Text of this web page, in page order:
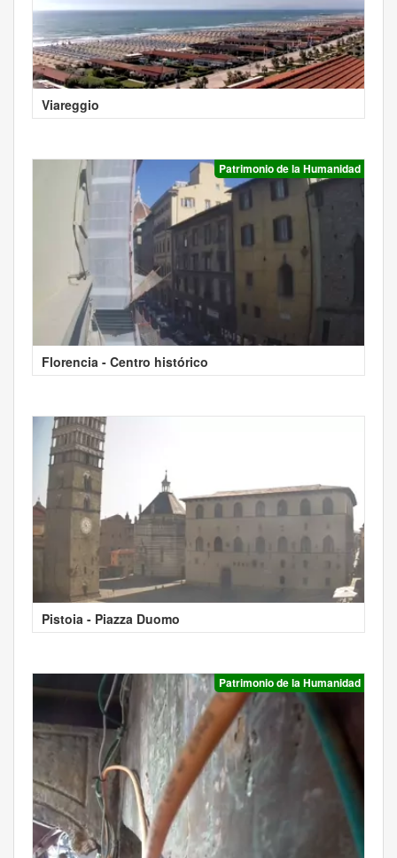
Viareggio
Patrimonio de la Humanidad
Florencia - Centro histórico
Pistoia - Piazza Duomo
Patrimonio de la Humanidad